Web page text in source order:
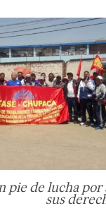
pie de lucha
sus